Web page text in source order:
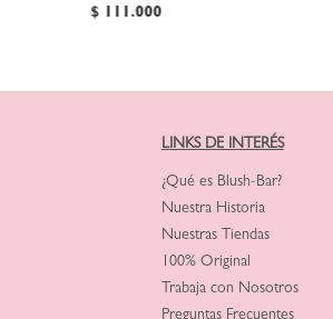
$ .000
LINKS DE INTERÉS
¿Qué es Blush-Bar?
Nuestra Historia
Nuestras Tiendas
100% Original
Trabaja con Nosotros
Preguntas Frecuentes